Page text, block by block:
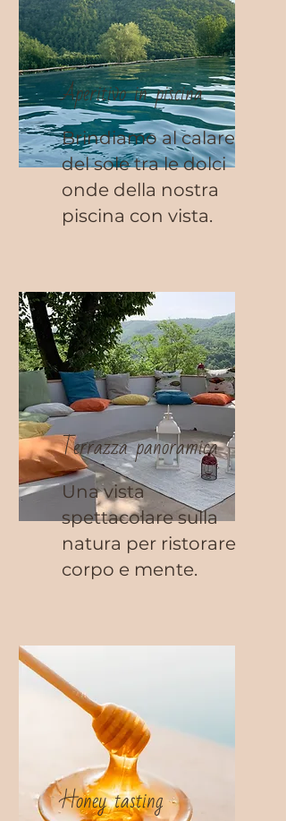
Aperitivo in piscina
Brindiamo al calare
del sole tra le dolci
onde della nostra
piscina con vista.
Terrazza panoramica
Una vista
spettacolare sulla
natura per ristorare
corpo e mente.
Honey tasting